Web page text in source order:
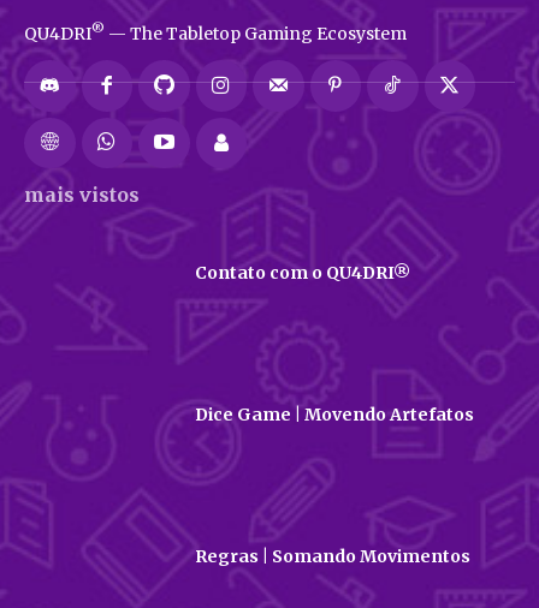
QU4DRI® — The Tabletop Gaming Ecosystem
mais vistos
Contato com o QU4DRI®
Dice Game | Movendo Artefatos
Regras | Somando Movimentos